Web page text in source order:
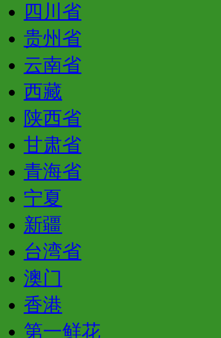
四川省
贵州省
云南省
西藏
陕西省
甘肃省
青海省
宁夏
新疆
台湾省
澳门
香港
第一鲜花